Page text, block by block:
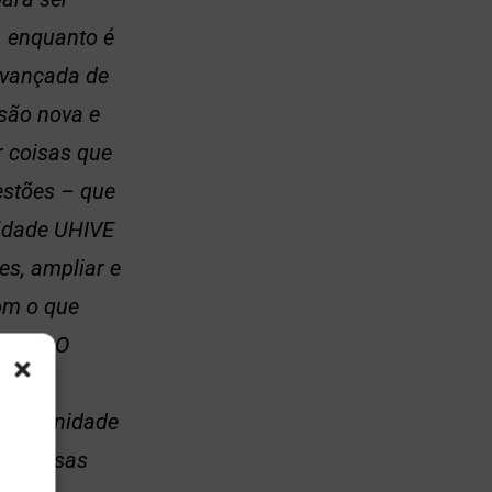
enquanto é
de
nova e
coisas que
– que
UHIVE
ampliar e
o que
O
os
afinidade